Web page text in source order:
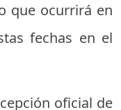
que ocurrirá en
fechas en el
oficial de